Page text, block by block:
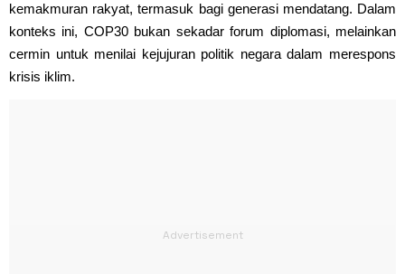
kemakmuran rakyat, termasuk bagi generasi mendatang. Dalam
konteks ini, COP30 bukan sekadar forum diplomasi, melainkan
cermin untuk menilai kejujuran politik negara dalam merespons
krisis iklim.